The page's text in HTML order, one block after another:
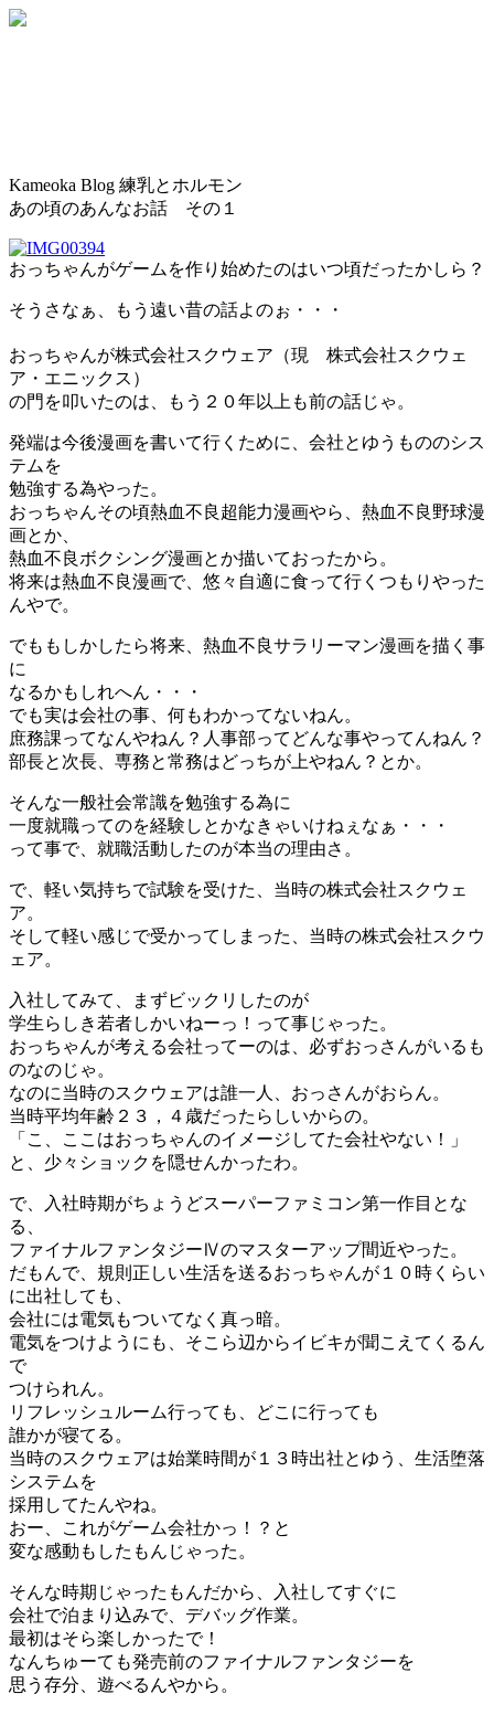
Kameoka Blog 練乳とホルモン
あの頃のあんなお話 その１
おっちゃんがゲームを作り始めたのはいつ頃だったかしら？
そうさなぁ、もう遠い昔の話よのぉ・・・
おっちゃんが株式会社スクウェア（現 株式会社スクウェ
ア・エニックス）
の門を叩いたのは、もう２０年以上も前の話じゃ。
発端は今後漫画を書いて行くために、会社とゆうもののシス
テムを
勉強する為やった。
おっちゃんその頃熱血不良超能力漫画やら、熱血不良野球漫
画とか、
熱血不良ボクシング漫画とか描いておったから。
将来は熱血不良漫画で、悠々自適に食って行くつもりやった
んやで。
でももしかしたら将来、熱血不良サラリーマン漫画を描く事
に
なるかもしれへん・・・
でも実は会社の事、何もわかってないねん。
庶務課ってなんやねん？人事部ってどんな事やってんねん？
部長と次長、専務と常務はどっちが上やねん？とか。
そんな一般社会常識を勉強する為に
一度就職ってのを経験しとかなきゃいけねぇなぁ・・・
って事で、就職活動したのが本当の理由さ。
で、軽い気持ちで試験を受けた、当時の株式会社スクウェ
ア。
そして軽い感じで受かってしまった、当時の株式会社スクウ
ェア。
入社してみて、まずビックリしたのが
学生らしき若者しかいねーっ！って事じゃった。
おっちゃんが考える会社ってーのは、必ずおっさんがいるも
のなのじゃ。
なのに当時のスクウェアは誰一人、おっさんがおらん。
当時平均年齢２３，４歳だったらしいからの。
「こ、ここはおっちゃんのイメージしてた会社やない！」
と、少々ショックを隠せんかったわ。
で、入社時期がちょうどスーパーファミコン第一作目とな
る、
ファイナルファンタジーⅣのマスターアップ間近やった。
だもんで、規則正しい生活を送るおっちゃんが１０時くらい
に出社しても、
会社には電気もついてなく真っ暗。
電気をつけようにも、そこら辺からイビキが聞こえてくるん
で
つけられん。
リフレッシュルーム行っても、どこに行っても
誰かが寝てる。
当時のスクウェアは始業時間が１３時出社とゆう、生活堕落
システムを
採用してたんやね。
おー、これがゲーム会社かっ！？と
変な感動もしたもんじゃった。
そんな時期じゃったもんだから、入社してすぐに
会社で泊まり込みで、デバッグ作業。
最初はそら楽しかったで！
なんちゅーても発売前のファイナルファンタジーを
思う存分、遊べるんやから。